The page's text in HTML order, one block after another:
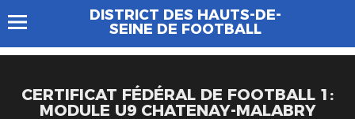
DISTRICT DES HAUTS-DE-
SEINE DE FOOTBALL
CERTIFICAT FÉDÉRAL DE FOOTBALL 1:
MODULE U9 CHATENAY-MALABRY